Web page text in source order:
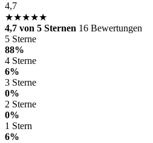
4,7
★★★★★
4,7 von 5 Sternen 16 Bewertungen
5 Sterne
88%
4 Sterne
6%
3 Sterne
0%
2 Sterne
0%
1 Stern
6%